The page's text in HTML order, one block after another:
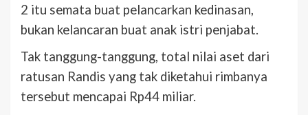
2 itu semata buat pelancarkan kedinasan,
bukan kelancaran buat anak istri penjabat.
Tak tanggung-tanggung, total nilai aset dari
ratusan Randis yang tak diketahui rimbanya
tersebut mencapai Rp44 miliar.